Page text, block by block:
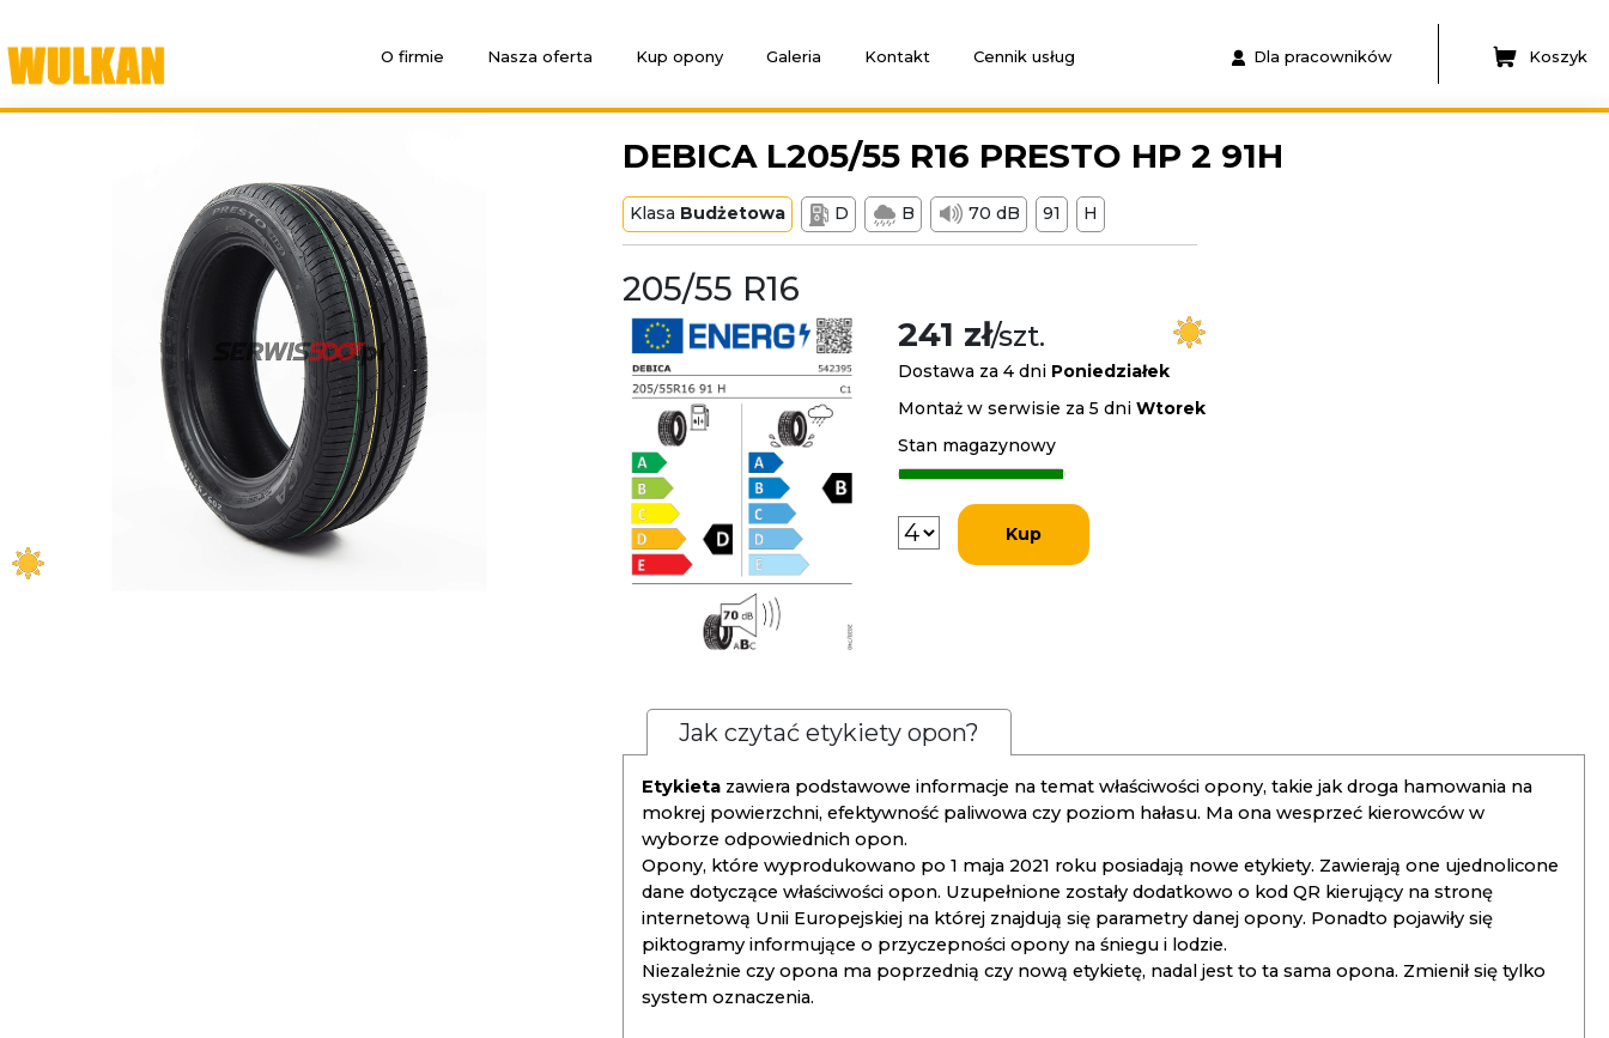
O firmie Nasza oferta Kup opony Galeria Kontakt Cennik usług Dla pracowników Koszyk
DEBICA L205/55 R16 PRESTO HP 2 91H
Klasa Budżetowa D B 70 dB 91 H
205/55 R16
241 zł/szt.
Dostawa za 4 dni Poniedziałek
Montaż w serwisie za 5 dni Wtorek
Stan magazynowy
Kup
Jak czytać etykiety opon?
Etykieta zawiera podstawowe informacje na temat właściwości opony, takie jak droga hamowania na
mokrej powierzchni, efektywność paliwowa czy poziom hałasu. Ma ona wesprzeć kierowców w
wyborze odpowiednich opon.
Opony, które wyprodukowano po 1 maja 2021 roku posiadają nowe etykiety. Zawierają one ujednolicone
dane dotyczące właściwości opon. Uzupełnione zostały dodatkowo o kod QR kierujący na stronę
internetową Unii Europejskiej na której znajdują się parametry danej opony. Ponadto pojawiły się
piktogramy informujące o przyczepności opony na śniegu i lodzie.
Niezależnie czy opona ma poprzednią czy nową etykietę, nadal jest to ta sama opona. Zmienił się tylko
system oznaczenia.